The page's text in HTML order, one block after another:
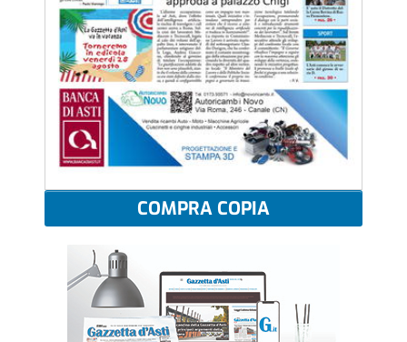
COMPRA COPIA